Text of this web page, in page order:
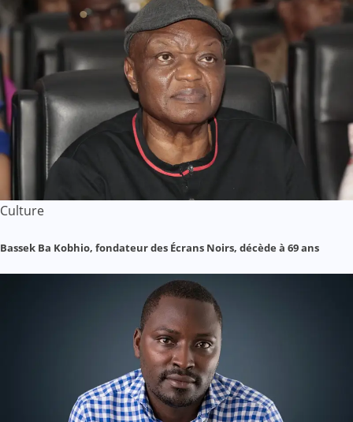
Culture
Bassek Ba Kobhio, fondateur des Écrans Noirs, décède à 69 ans